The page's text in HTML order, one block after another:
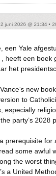
juni 2026 @ 21:34 •
een Yale
heeft een boek
het
new
to
especially
party’s 2028
prerequisite for
some awful
the worst
a United